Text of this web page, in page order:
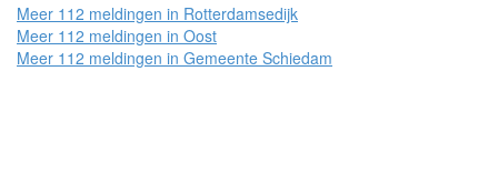
Meer 112 meldingen in Rotterdamsedijk
Meer 112 meldingen in Oost
Meer 112 meldingen in Gemeente Schiedam